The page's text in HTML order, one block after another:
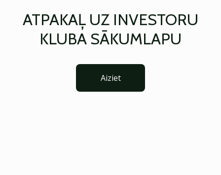
ATPAKAĻ UZ INVESTORU
KLUBA SĀKUMLAPU
Aiziet